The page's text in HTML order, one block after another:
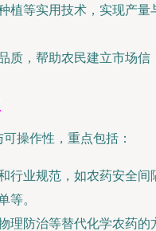
植等实用技术，实现产量
质，帮助农民建立市场信
操作性，重点包括：
行业规范，如农药安全间
等。
理防治等替代化学农药的